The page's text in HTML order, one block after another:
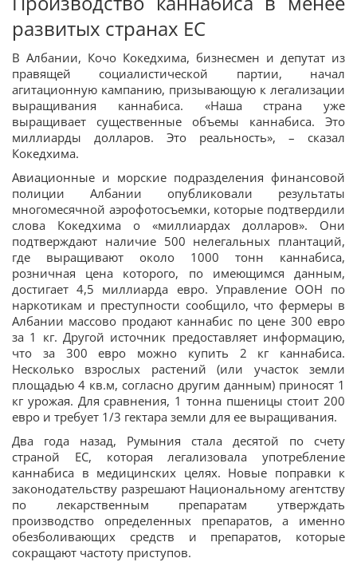
развитых странах ЕС
В Албании, Кочо Кокедхима, бизнесмен и депутат из
правящей социалистической партии, начал
агитационную кампанию, призывающую к легализации
выращивания каннабиса. «Наша страна уже
выращивает существенные объемы каннабиса. Это
миллиарды долларов. Это реальность», – сказал
Кокедхима.
Авиационные и морские подразделения финансовой
полиции Албании опубликовали результаты
многомесячной аэрофотосъемки, которые подтвердили
слова Кокедхима о «миллиардах долларов». Они
подтверждают наличие 500 нелегальных плантаций,
где выращивают около 1000 тонн каннабиса,
розничная цена которого, по имеющимся данным,
достигает 4,5 миллиарда евро. Управление ООН по
наркотикам и преступности сообщило, что фермеры в
Албании массово продают каннабис по цене 300 евро
за 1 кг. Другой источник предоставляет информацию,
что за 300 евро можно купить 2 кг каннабиса.
Несколько взрослых растений (или участок земли
площадью 4 кв.м, согласно другим данным) приносят 1
кг урожая. Для сравнения, 1 тонна пшеницы стоит 200
евро и требует 1/3 гектара земли для ее выращивания.
Два года назад, Румыния стала десятой по счету
страной ЕС, которая легализовала употребление
каннабиса в медицинских целях. Новые поправки к
законодательству разрешают Национальному агентству
по лекарственным препаратам утверждать
производство определенных препаратов, а именно
обезболивающих средств и препаратов, которые
сокращают частоту приступов.